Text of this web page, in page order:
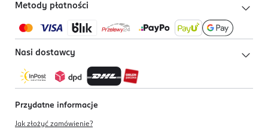
Metody płatności
Nasi dostawcy
Przydatne informacje
Jak złożyć zamówienie?